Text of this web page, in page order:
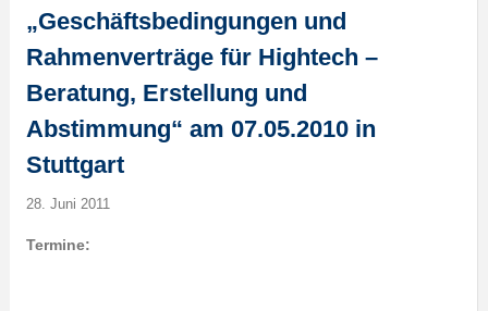
„Geschäftsbedingungen und
Rahmenverträge für Hightech –
Beratung, Erstellung und
Abstimmung“ am 07.05.2010 in
Stuttgart
28. Juni 2011
Termine: